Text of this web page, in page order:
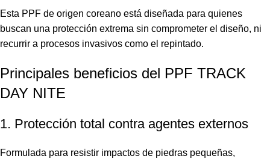
Esta PPF de origen coreano está diseñada para quienes
buscan una protección extrema sin comprometer el diseño, ni
recurrir a procesos invasivos como el repintado.
Principales beneficios del PPF TRACK
DAY NITE
1. Protección total contra agentes externos
Formulada para resistir impactos de piedras pequeñas,